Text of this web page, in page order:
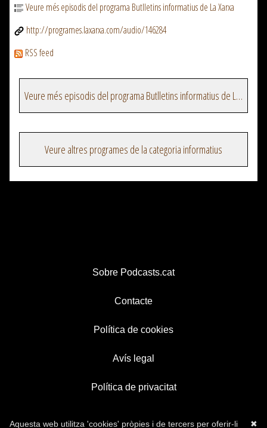
Veure més episodis del programa Butlletins informatius de La Xarxa
http://programes.laxarxa.com/audio/146284
RSS feed
Veure més episodis del programa Butlletins informatius de La Xarxa
Veure altres programes de la categoria informatius
Sobre Podcasts.cat
Contacte
Política de cookies
Avís legal
Política de privacitat
✖
Aquesta web utilitza 'cookies' pròpies i de tercers per oferir-li